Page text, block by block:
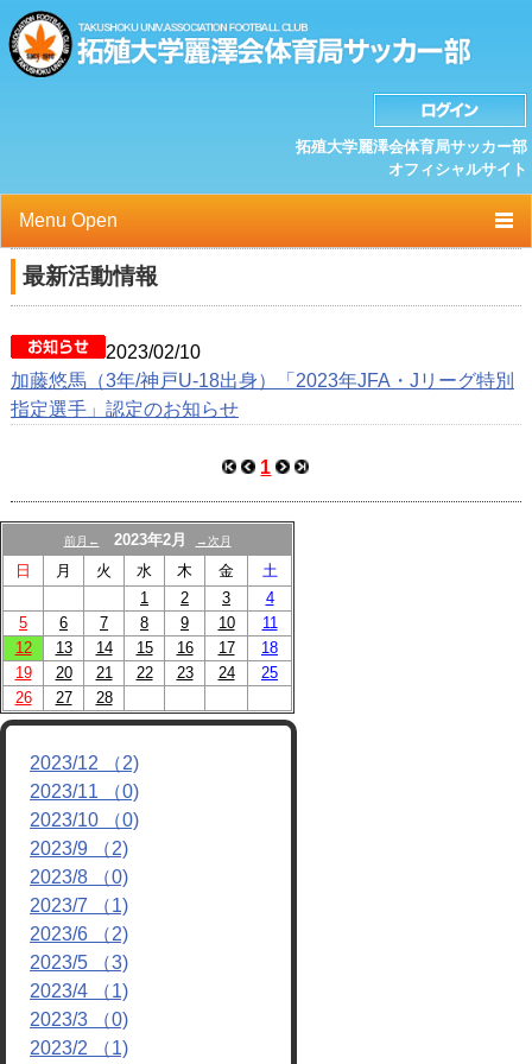
拓殖大学麗澤会体育局サッカー部
オフィシャルサイト
Menu Open
TOP
クラブプロフィール
選手/スタッフ一覧
リンク
最新活動情報
2023/02/10
加藤悠馬（3年/神戸U-18出身）「2023年JFA・Jリーグ特別
指定選手」認定のお知らせ
1
前月← 2023年2月 →次月
日 月 火 水 木 金
土
1
2 3
4
5
6 7 8 9 10
11
12
13 14 15 16 17
18
19
20 21 22 23 24
25
26
27 28
2023/12 （2)
2023/11 （0)
2023/10 （0)
2023/9 （2)
2023/8 （0)
2023/7 （1)
2023/6 （2)
2023/5 （3)
2023/4 （1)
2023/3 （0)
2023/2 （1)